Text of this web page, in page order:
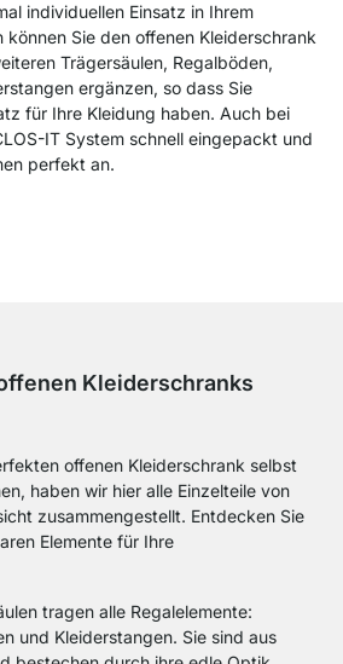
individuellen Einsatz in Ihrem
können Sie den offenen Kleiderschrank
Trägersäulen, Regalböden,
ergänzen, so dass Sie
für Ihre Kleidung haben. Auch bei
IT System schnell eingepackt und
perfekt an.
Kleiderschranks
offenen Kleiderschrank selbst
haben wir hier alle Einzelteile von
zusammengestellt. Entdecken Sie
Elemente für Ihre
tragen alle Regalelemente:
und Kleiderstangen. Sie sind aus